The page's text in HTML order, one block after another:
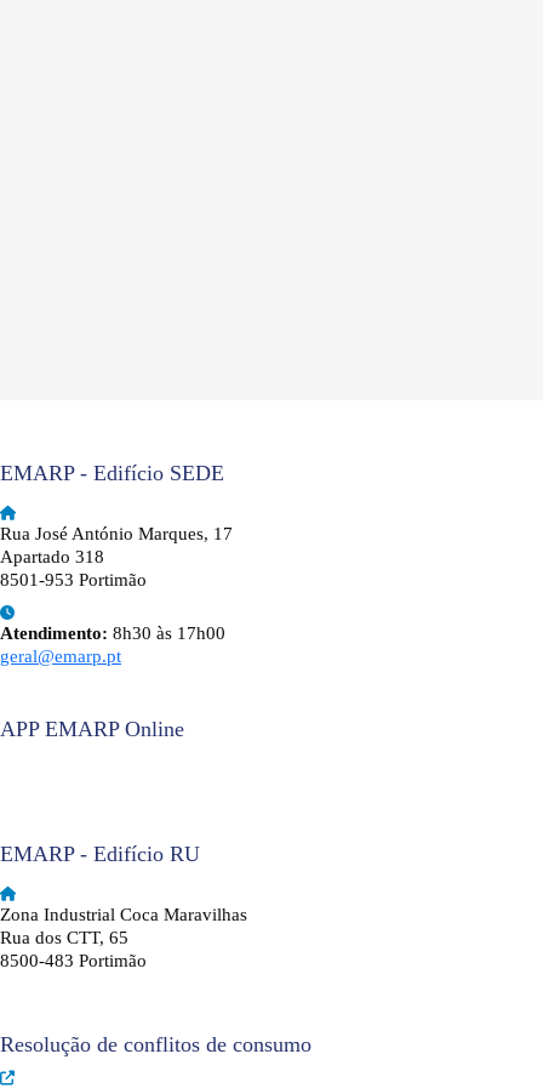
EMARP - Edifício SEDE
Rua José António Marques, 17
Apartado 318
8501-953 Portimão
Atendimento: 8h30 às 17h00
geral@emarp.pt
APP EMARP Online
EMARP - Edifício RU
Zona Industrial Coca Maravilhas
Rua dos CTT, 65
8500-483 Portimão
Resolução de conflitos de consumo